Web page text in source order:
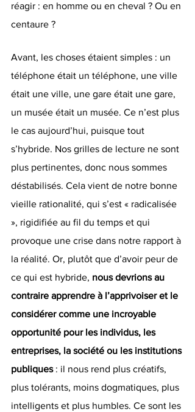
réagir : en homme ou en cheval ? Ou en
centaure ?
Avant, les choses étaient simples : un
téléphone était un téléphone, une ville
était une ville, une gare était une gare,
un musée était un musée. Ce n’est plus
le cas aujourd’hui, puisque tout
s’hybride. Nos grilles de lecture ne sont
plus pertinentes, donc nous sommes
déstabilisés. Cela vient de notre bonne
vieille rationalité, qui s’est « radicalisée
», rigidifiée au fil du temps et qui
provoque une crise dans notre rapport à
la réalité. Or, plutôt que d’avoir peur de
ce qui est hybride, nous devrions au
contraire apprendre à l’apprivoiser et le
considérer comme une incroyable
opportunité pour les individus, les
entreprises, la société ou les institutions
publiques : il nous rend plus créatifs,
plus tolérants, moins dogmatiques, plus
intelligents et plus humbles. Ce sont les